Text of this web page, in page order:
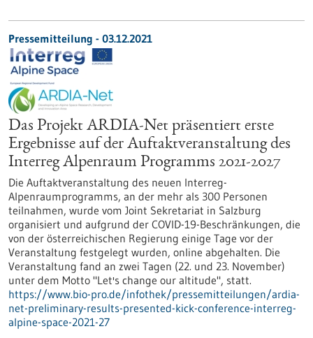
Pressemitteilung - 03.12.2021
Das Projekt ARDIA-Net präsentiert erste
Ergebnisse auf der Auftaktveranstaltung des
Interreg Alpenraum Programms 2021-2027
Die Auftaktveranstaltung des neuen Interreg-
Alpenraumprogramms, an der mehr als 300 Personen
teilnahmen, wurde vom Joint Sekretariat in Salzburg
organisiert und aufgrund der COVID-19-Beschränkungen, die
von der österreichischen Regierung einige Tage vor der
Veranstaltung festgelegt wurden, online abgehalten. Die
Veranstaltung fand an zwei Tagen (22. und 23. November)
unter dem Motto "Let's change our altitude", statt.
https://www.bio-pro.de/infothek/pressemitteilungen/ardia-
net-preliminary-results-presented-kick-conference-interreg-
alpine-space-2021-27